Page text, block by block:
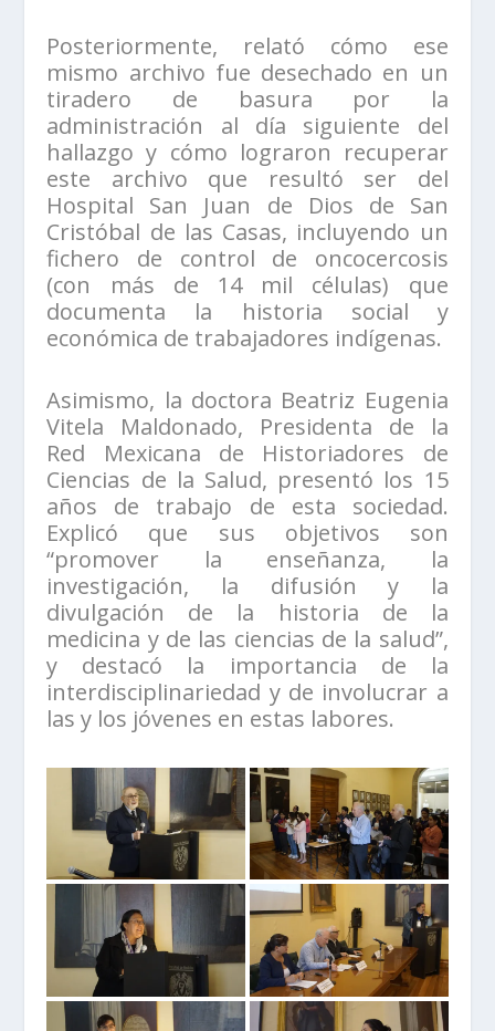
Posteriormente, relató cómo ese
mismo archivo fue desechado en un
tiradero de basura por la
administración al día siguiente del
hallazgo y cómo lograron recuperar
este archivo que resultó ser del
Hospital San Juan de Dios de San
Cristóbal de las Casas, incluyendo un
fichero de control de oncocercosis
(con más de 14 mil células) que
documenta la historia social y
económica de trabajadores indígenas.
Asimismo, la doctora Beatriz Eugenia
Vitela Maldonado, Presidenta de la
Red Mexicana de Historiadores de
Ciencias de la Salud, presentó los 15
años de trabajo de esta sociedad.
Explicó que sus objetivos son
“promover la enseñanza, la
investigación, la difusión y la
divulgación de la historia de la
medicina y de las ciencias de la salud”,
y destacó la importancia de la
interdisciplinariedad y de involucrar a
las y los jóvenes en estas labores.